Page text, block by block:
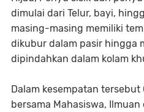
dimulai dari Telur, bayi,
masing-masing memiliki
dikubur dalam pasir hingga
dipindahkan dalam kolam
Dalam kesempatan
bersama Mahasiswa,